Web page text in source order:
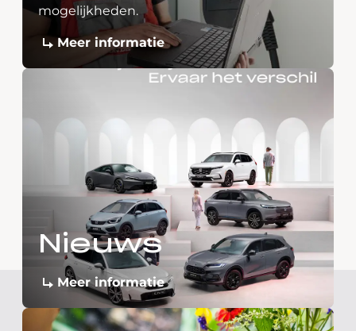
mogelijkheden.
Meer informatie
Nieuws
Meer informatie